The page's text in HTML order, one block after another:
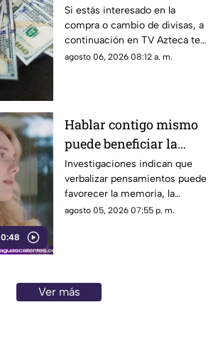
el precio del dólar en
Aguascalientes hoy 6
de agosto de 2026
Si estás interesado en la
compra o cambio de divisas, a
continuación en TV Azteca te
informamos cuál es el precio
agosto 06, 2026 08:12 a. m.
0:48
Hablar contigo mismo
puede beneficiar la
concentración y la
memoria
Investigaciones indican que
verbalizar pensamientos puede
favorecer la memoria, la
planificación y el manejo de
agosto 05, 2026 07:55 p. m.
Ver más